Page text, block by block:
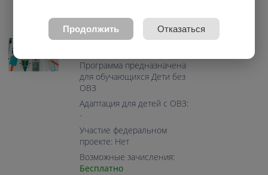
Возраст: 10-16 лет
Направление: Социально-
Программа предназначена
для обучающихся Дети без
ОВЗ
Адаптация для детей с ОВЗ:
-
Участие федеральном
проекте: Нет
Возможные зачисления:
Бесплатно
Продолжить Отказаться